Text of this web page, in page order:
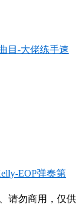
目-大佬练手速
EOP弹奏第
请勿商用，仅供